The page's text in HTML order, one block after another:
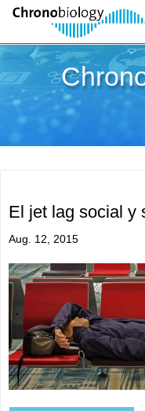
El jet lag social y
Aug. 12, 2015